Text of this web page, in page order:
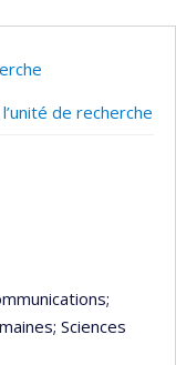
de recherche
;
; Sciences